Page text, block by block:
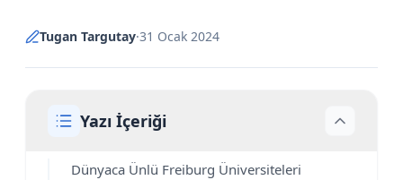
Tugan Targutay·31 Ocak 2024
Yazı İçeriği
Dünyaca Ünlü Freiburg Üniversiteleri